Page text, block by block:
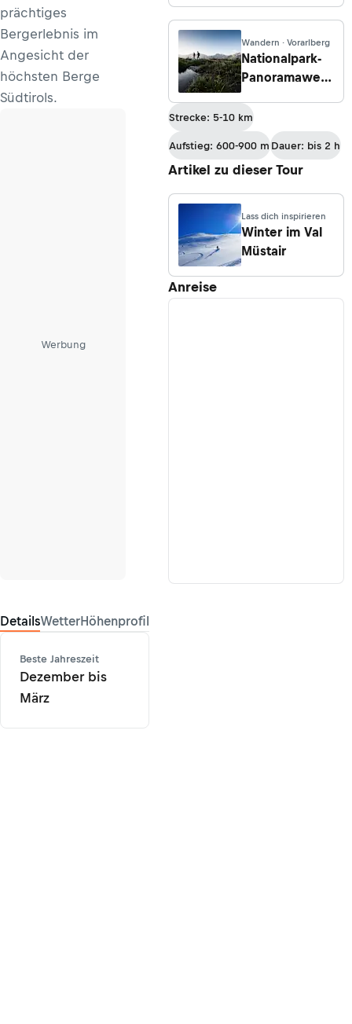
prächtiges
Bergerlebnis im
Angesicht der
höchsten Berge
Südtirols.
Werbung
DetailsWetterHöhenprofil
Beste Jahreszeit
Dezember bis
März
Wandern · Vorarlberg
Nationalpark-
Panoramaweg,
Scuol zur
Sesvennahütte
Strecke: 5-10 km
Aufstieg: 600-900 m Dauer: bis 2 h
Artikel zu dieser Tour
Lass dich inspirieren
Winter im Val
Müstair
Anreise